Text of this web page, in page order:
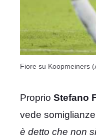
Fiore su Koopmeiners
Proprio Stefano
vede
è detto che non